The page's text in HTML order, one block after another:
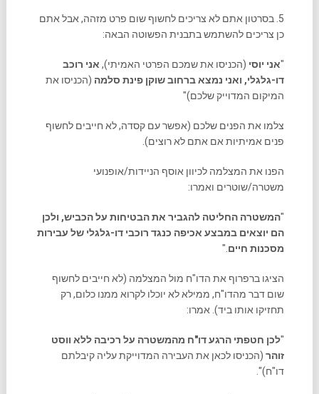
5. בסרטון אתם לא צריכים לחשוף שום פרט מזהה, אבל אתם
כן צריכים להשתמש בתבנית הפשוטה הבאה:
"אני יוסי (הכניסו את שמכם הפרטי האמיתי),אני רוכב
דו-גלגלי, ואני נמצא ברחוב שוקן פינת סלמה (הכניסו את
המיקום המדוייק שלכם)"
צלמו את הפנים שלכם (אפשר עם קסדה, לא חייבים לחשוף
פנים אמיתיות אם אתם לא רוצים).
הפנו את המצלמה לכיוון אוסף הניידות/אופנועי
משטרה/שוטרים ואמרו:
"המשטרה החליטה להגביר את הבטיחות על הכביש, ולכן
הם יוצאים במבצע אכיפה כנגד רוכבי דו-גלגלי של עבירות
מסכנות חיים ."
הציגו ברפרוף את הדו"ח מול המצלמה (לא חייבים לחשוף
שום דבר מהדו"ח, ממילא לא יוכלו לקרוא ממנו כלום, רק
תחזיקו אותו ביד). אמרו:
"לכן חטפתי הרגע דו"ח מהמשטרה על רכיבה ללא ווסט
זוהר(הכניסו לכאן את העבירה המדוייקת עליה קיבלתם
דו"ח)".